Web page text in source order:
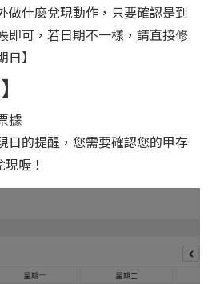
做什麼兌現動作，只要確認是到
即可，若日期不一樣，請直接修
】
據
日的提醒，您需要確認您的甲存
喔！